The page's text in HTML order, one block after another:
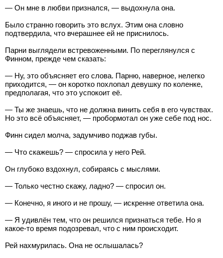
— Он мне в любви признался, — выдохнула она.
Было странно говорить это вслух. Этим она словно
подтвердила, что вчерашнее ей не приснилось.
Парни выглядели встревоженными. По переглянулся с
Финном, прежде чем сказать:
— Ну, это объясняет его слова. Парню, наверное, нелегко
приходится, — он коротко похлопал девушку по коленке,
предполагая, что это успокоит её.
— Ты же знаешь, что не должна винить себя в его чувствах.
Но это всё объясняет, — пробормотал он уже себе под нос.
Финн сидел молча, задумчиво поджав губы.
— Что скажешь? — спросила у него Рей.
Он глубоко вздохнул, собираясь с мыслями.
— Только честно скажу, ладно? — спросил он.
— Конечно, я иного и не прошу, — искренне ответила она.
— Я удивлён тем, что он решился признаться тебе. Но я
какое-то время подозревал, что с ним происходит.
Рей нахмурилась. Она не ослышалась?